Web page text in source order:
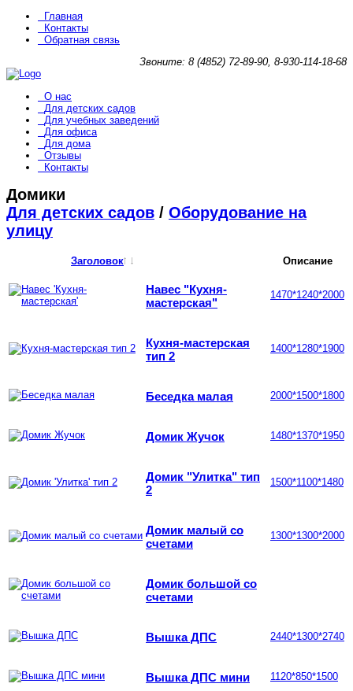
Главная
Контакты
Обратная связь
Звоните: 8 (4852) 72-89-90, 8-930-114-18-68
О нас
Для детских садов
Для учебных заведений
Для офиса
Для дома
Отзывы
Контакты
Домики
Для детских садов / Оборудование на
улицу
Заголовок Описание
Навес "Кухня-
мастерская"
1470*1240*2000
Кухня-мастерская
тип 2
1400*1280*1900
Беседка малая 2000*1500*1800
Домик Жучок 1480*1370*1950
Домик "Улитка" тип
2
1500*1100*1480
Домик малый со
счетами
1300*1300*2000
Домик большой со
счетами
Вышка ДПС 2440*1300*2740
Вышка ДПС мини 1120*850*1500